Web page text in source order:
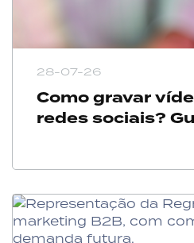
28-07-26
Como gravar
redes sociais?